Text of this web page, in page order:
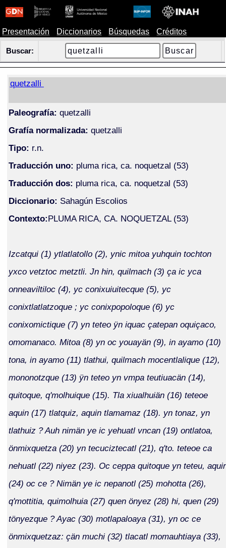
Presentación Diccionarios Búsquedas Créditos
Buscar:
quetzalli
Paleografía: quetzalli
Grafía normalizada: quetzalli
Tipo: r.n.
Traducción uno: pluma rica, ca. noquetzal (53)
Traducción dos: pluma rica, ca. noquetzal (53)
Diccionario: Sahagún Escolios
Contexto:PLUMA RICA, CA. NOQUETZAL (53)
Izcatqui (1) ytlatlatollo (2), ynic mitoa yuhquin tochton
yxco vetztoc metztli. Jn hin, quilmach (3) ça ic yca
onneaviltiloc (4), yc conixuiuitecque (5), yc
conixtlatlatzoque ; yc conixpopoloque (6) yc
conixomictique (7) yn teteo ÿn iquac çatepan oquiçaco,
omomanaco. Mitoa (8) yn oc youayän (9), in ayamo (10)
tona, in ayamo (11) tlathui, quilmach mocentlalique (12),
mononotzque (13) ÿn teteo yn vmpa teutiuacän (14),
quitoque, q'molhuique (15). Tla xiualhuiän (16) teteoe
aquin (17) tlatquiz, aquin tlamamaz (18). yn tonaz, yn
tlathuiz ? Auh nimän ye ic yehuatl vncan (19) ontlatoa,
önmixquetza (20) yn tecuciztecatl (21), q'to. teteoe ca
nehuatl (22) niyez (23). Oc ceppa quitoque yn teteu,
(24) oc ce ? Nimän ye ic nepanotl (25) mohotta (26),
q'mottitia, quimolhuia (27) quen önyez (28) hi, quen (29)
tönyezque ? Ayac (30) motlapaloaya (31), yn oc ce
önmixquetzaz: çän muchi (32) tlacatl momauhtiaya (33),